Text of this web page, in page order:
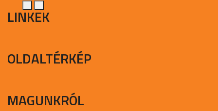
LINKEK
OLDALTÉRKÉP
MAGUNKRÓL